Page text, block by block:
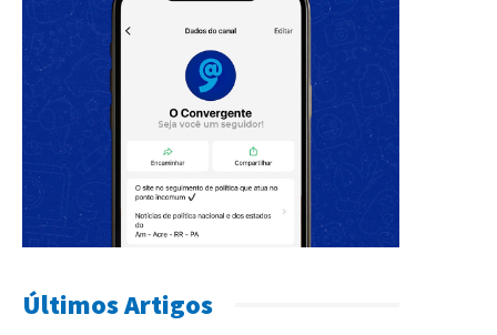
Últimos Artigos